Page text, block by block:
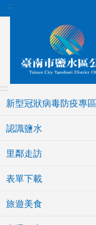
跳到主要內容區塊
:::
:::
新型冠狀病毒防疫專區
認識鹽水
里鄰走訪
表單下載
旅遊美食